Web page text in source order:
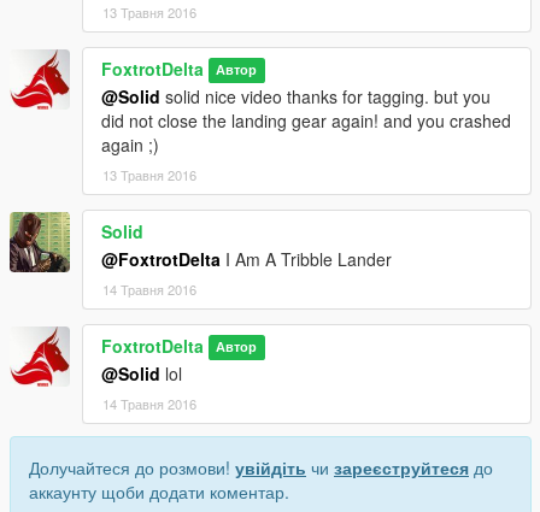
13 Травня 2016
FoxtrotDelta Автор
@Solid solid nice video thanks for tagging. but you
did not close the landing gear again! and you crashed
again ;)
13 Травня 2016
Solid
@FoxtrotDelta I Am A Tribble Lander
14 Травня 2016
FoxtrotDelta Автор
@Solid lol
14 Травня 2016
Долучайтеся до розмови! увійдіть чи зареєструйтеся до
аккаунту щоби додати коментар.